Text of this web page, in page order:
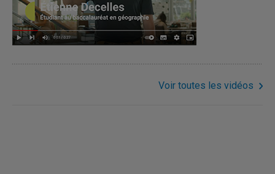
Voir toutes les vidéos